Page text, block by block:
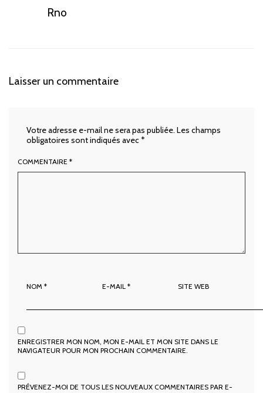
Rno
Laisser un commentaire
Votre adresse e-mail ne sera pas publiée. Les champs
obligatoires sont indiqués avec*
COMMENTAIRE *
NOM * E-MAIL* SITE WEB
ENREGISTRER MON NOM, MON E-MAIL ET MON SITE DANS LE
NAVIGATEUR POUR MON PROCHAIN COMMENTAIRE.
PRÉVENEZ-MOI DE TOUS LES NOUVEAUX COMMENTAIRES PAR E-